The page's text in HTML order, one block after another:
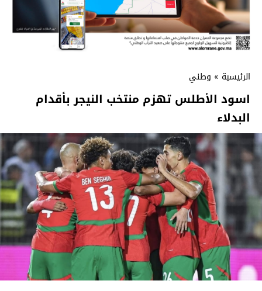
الرئيسية » وطني
اسود الأطلس تهزم منتخب النيجر بأقدام
البدلاء